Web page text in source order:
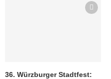
36. Würzburger Stadtfest: